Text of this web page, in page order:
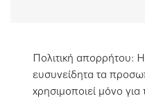
Πολιτική απορρήτου:
ευσυνείδητα τα
χρησιμοποιεί μόνο